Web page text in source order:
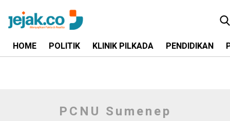
HOME POLITIK KLINIK PILKADA PENDIDIKAN
PCNU Sumenep